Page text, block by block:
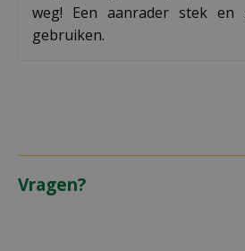
weg! Een aanrader stek
gebruiken.
Vragen?